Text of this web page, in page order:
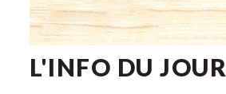
L'INFO DU JOUR